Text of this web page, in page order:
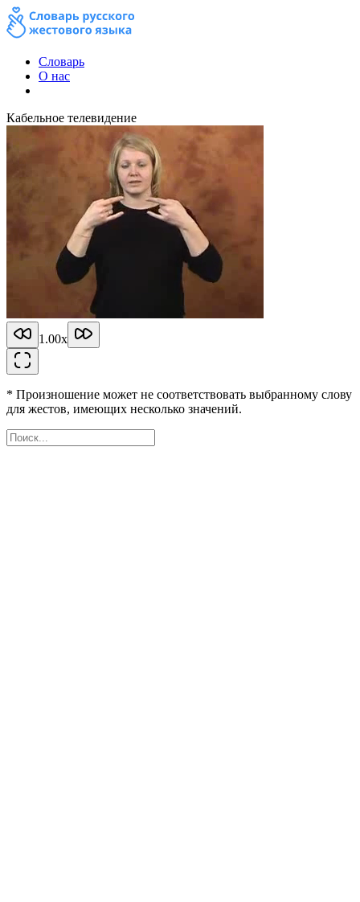
Словарь
О нас
Кабельное телевидение
1.00x
* Произношение может не соответствовать выбранному слову
для жестов, имеющих несколько значений.